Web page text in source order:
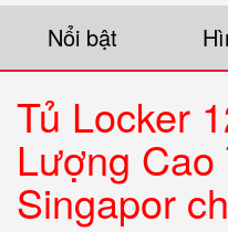
Nổi bật
Tủ Locker
Lượng
Singapor